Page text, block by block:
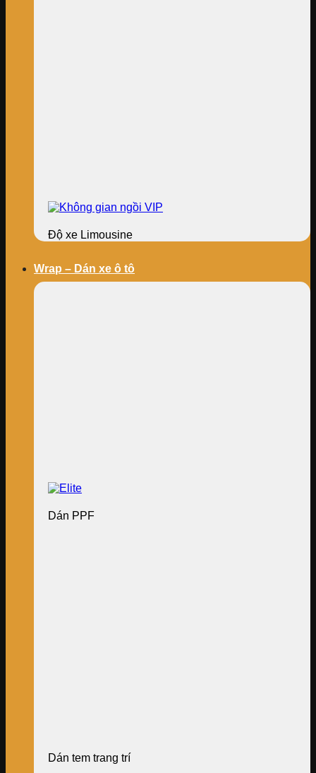
Độ xe Limousine
Wrap – Dán xe ô tô
Dán PPF
Dán tem trang trí